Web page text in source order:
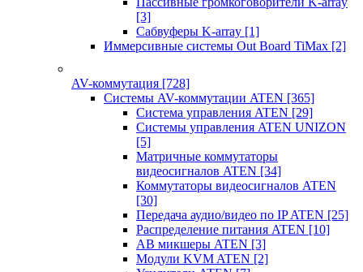
[3]
Сабвуферы K-array [1]
Иммерсивные системы Out Board TiMax [2]
AV-коммутация [728]
Системы AV-коммутации ATEN [365]
Система управления ATEN [29]
Системы управления ATEN UNIZON
[5]
Матричные коммутаторы
видеосигналов ATEN [34]
Коммутаторы видеосигналов ATEN
[30]
Передача аудио/видео по IP ATEN [25]
Распределение питания ATEN [10]
АВ микшеры ATEN [3]
Модули KVM ATEN [2]